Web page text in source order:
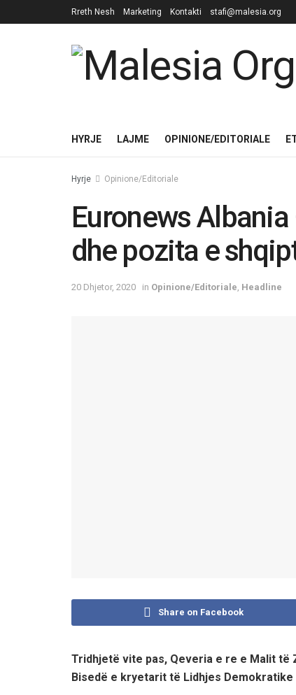
Rreth Nesh Marketing Kontakti stafi@malesia.org
HYRJE LAJME OPINIONE/EDITORIALE
Hyrje Opinione/Editoriale
Euronews
dhe pozita e
20 Dhjetor, 2020 in Opinione/Editoriale Headline
Share on Facebook
Tridhjetë vite pas, Qeveria e re e Malit të
Bisedë e kryetarit të Lidhjes Demokratike